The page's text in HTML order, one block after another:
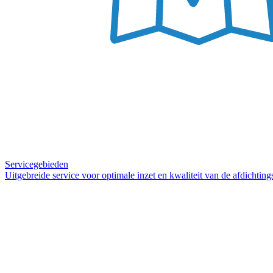
Servicegebieden
Uitgebreide service voor optimale inzet en kwaliteit van de